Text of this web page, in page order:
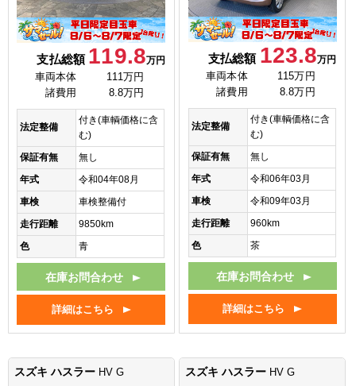
支払総額 119.8万円
車両本体
111万円
諸費用
8.8万円
法定整備
付き(車輌価格に含
む)
保証有無
無し
年式
令和04年08月
車検
車検整備付
走行距離
9850km
色
青
在庫お問合わせ
詳細はこちら
支払総額 123.8万円
車両本体
115万円
諸費用
8.8万円
法定整備
付き(車輌価格に含
む)
保証有無
無し
年式
令和06年03月
車検
令和09年03月
走行距離
960km
色
茶
在庫お問合わせ
詳細はこちら
スズキ ハスラー HV G スズキ ハスラー HV G